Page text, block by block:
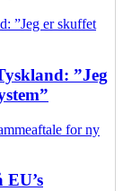
”Jeg